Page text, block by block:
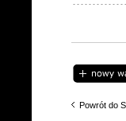
Napisz wątek
Powrót do